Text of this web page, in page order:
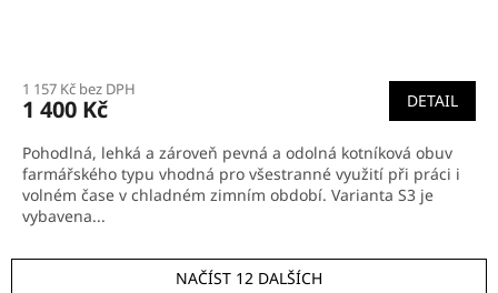
produktu
je
z
5
hvězdiček.
1 157 Kč bez DPH
1 400 Kč DETAIL
Pohodlná, lehká a zároveň pevná a odolná kotníková obuv
farmářského typu vhodná pro všestranné využití při práci i
volném čase v chladném zimním období. Varianta S3 je
vybavena...
NAČÍST 12 DALŠÍCH